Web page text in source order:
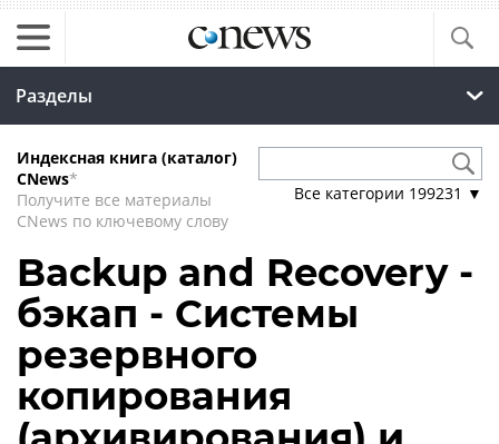
Разделы
Индексная книга (каталог)
CNews*
Получите все материалы
CNews по ключевому слову
Все категории 199231 ▼
Backup and Recovery -
бэкап - Системы
резервного
копирования